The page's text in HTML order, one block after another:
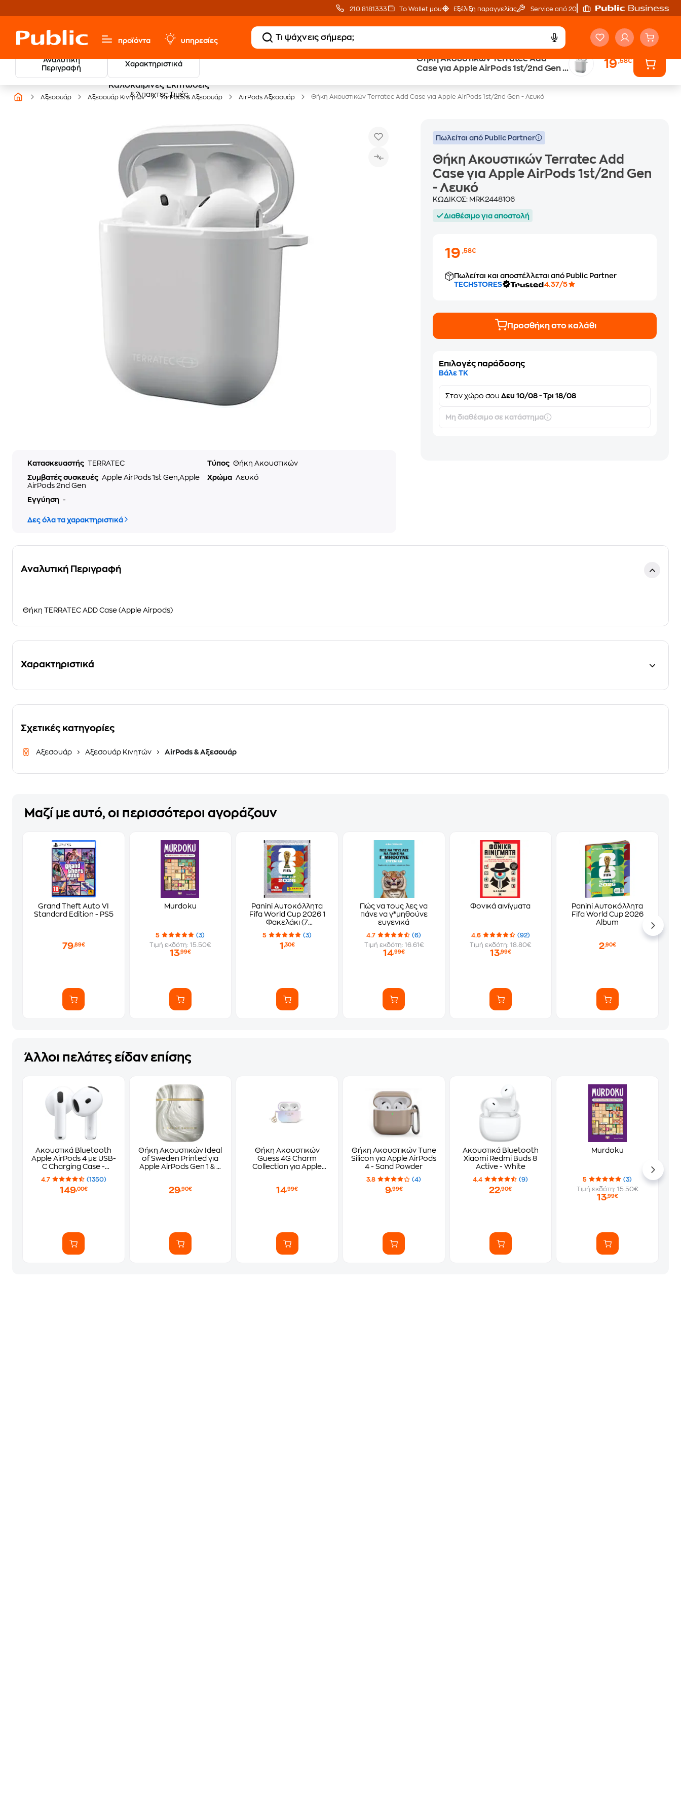
210 8181333 Το Wallet μου Εξέλιξη παραγγελίας Service από 20'
προϊόντα υπηρεσίες
Αναλυτική
Περιγραφή
Χαρακτηριστικά
Θήκη Ακουστικών Terratec Add
Case για Apple AirPods 1st/2nd Gen -
19,58€
Καλοκαιρινές Εκπτώσεις
& Άπαιχτες Τιμές
Δωρεάν BoxNow Trade & Save
Αξεσουάρ Αξεσουάρ Κινητών AirPods & Αξεσουάρ AirPods Αξεσουάρ Θήκη Ακουστικών Terratec Add Case για Apple AirPods 1st/2nd Gen - Λευκό
Κατασκευαστής TERRATEC Τύπος Θήκη Ακουστικών
Συμβατές συσκευές Apple AirPods 1st Gen,Apple
AirPods 2nd Gen
Χρώμα Λευκό
Εγγύηση -
Δες όλα τα χαρακτηριστικά
Πωλείται από Public Partner
Θήκη Ακουστικών Terratec Add
Case για Apple AirPods 1st/2nd Gen
- Λευκό
ΚΩΔΙΚΟΣ: MRK2448106
Διαθέσιμο για αποστολή
19,58€
Πωλείται και αποστέλλεται από Public Partner
TECHSTORES
4.37/5
Προσθήκη στο καλάθι
Επιλογές παράδοσης
Βάλε ΤΚ
Στονχώρο σου Δευ 10/08 - Τρι 18/08
Μη διαθέσιμο σε κατάστημα
Αναλυτική Περιγραφή
Θήκη TERRATEC ADD Case (Apple Airpods)
Χαρακτηριστικά
Σχετικές κατηγορίες
Αξεσουάρ Αξεσουάρ Κινητών AirPods & Αξεσουάρ
Μαζί με αυτό, οι περισσότεροι αγοράζουν
Grand Theft Auto VI
Standard Edition - PS5
79,89€
Murdoku
5
(3)
Τιμή εκδότη: 15.50€
13,99€
Panini Αυτοκόλλητα
Fifa World Cup 2026 1
Φακελάκι (7
Αυτοκόλλητα)
5 (3)
1 ,30€
Πώς να τους λες να
πάνε να γ*μηθούνε
ευγενικά
4.7
(6)
Τιμή εκδότη: 16.61€
14,99€
Φονικά αινίγματα
4.6
(92)
Τιμή εκδότη: 18.80€
13,99€
Panini Αυτοκόλλητα
Fifa World Cup 2026
Album
2,90€
Άλλοι πελάτες είδαν επίσης
Ακουστικά Bluetooth
Apple AirPods 4 με USB-
C Charging Case -
White
4.7 (1350)
149,00€
Θήκη Ακουστικών Ideal
of Sweden Printed για
Apple AirPods Gen 1 & 2
29,90€
Θήκη Ακουστικών
Guess 4G Charm
Collection για Apple
14,99€
Θήκη Ακουστικών Tune
Silicon για Apple AirPods
4 - Sand Powder
3.8 (4)
9,99€
Ακουστικά Bluetooth
Xiaomi Redmi Buds 8
Active - White
4.4 (9)
22,90€
Murdoku
5
(3)
Τιμή εκδότη: 15.50€
13,99€